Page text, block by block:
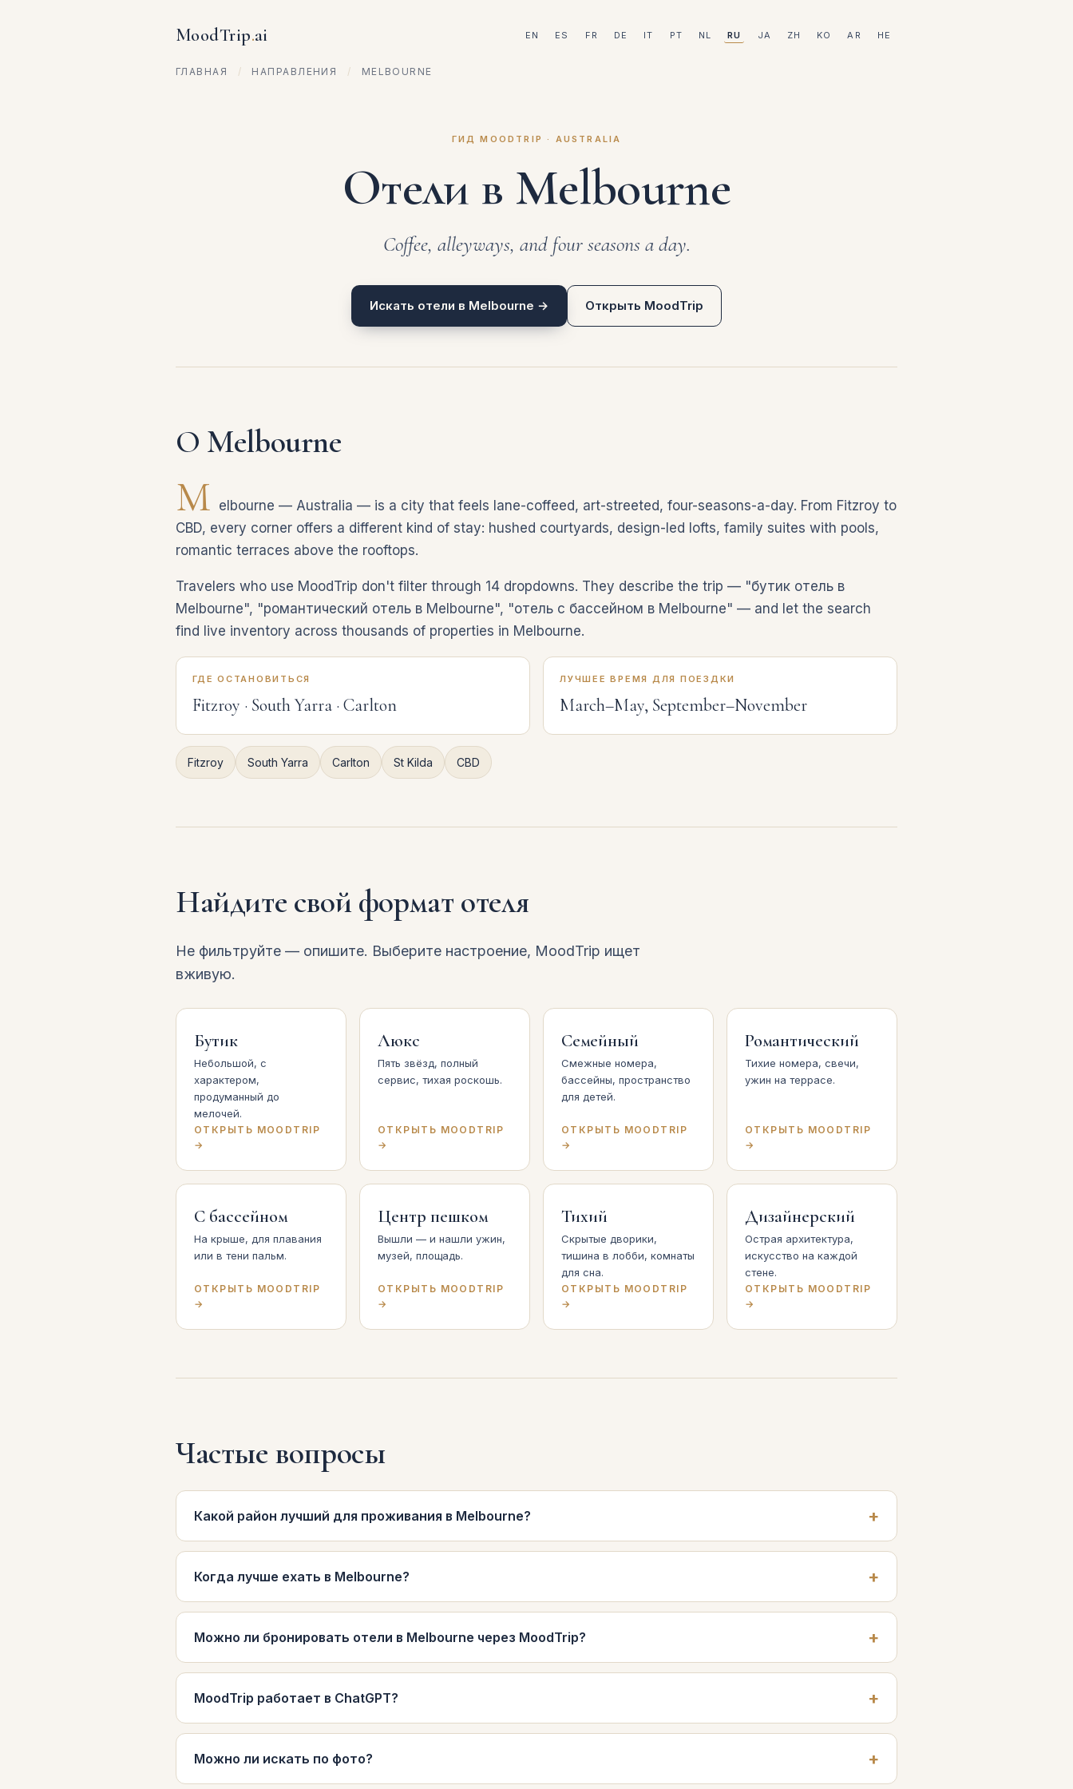
MoodTrip.ai EN ES FR DE IT PT NL RU JA ZH KO AR HE
ГЛАВНАЯ / НАПРАВЛЕНИЯ / MELBOURNE
ГИД MOODTRIP · AUSTRALIA
Отели в Melbourne
Coffee, alleyways, and four seasons a day.
Искать отели в Melbourne → Открыть MoodTrip
О Melbourne
M elbourne — Australia — is a city that feels lane-coffeed, art-streeted, four-seasons-a-day. From Fitzroy to
CBD, every corner offers a different kind of stay: hushed courtyards, design-led lofts, family suites with pools,
romantic terraces above the rooftops.
Travelers who use MoodTrip don't filter through 14 dropdowns. They describe the trip — "бутик отель в
Melbourne", "романтический отель в Melbourne", "отель с бассейном в Melbourne" — and let the search
find live inventory across thousands of properties in Melbourne.
ГДЕ ОСТАНОВИТЬСЯ
Fitzroy · South Yarra · Carlton
ЛУЧШЕЕ ВРЕМЯ ДЛЯ ПОЕЗДКИ
March–May, September–November
Fitzroy South Yarra Carlton St Kilda CBD
Найдите свой формат отеля
Не фильтруйте — опишите. Выберите настроение, MoodTrip ищет
вживую.
Бутик
Небольшой, с
характером,
продуманный до
мелочей.
ОТКРЫТЬ MOODTRIP
→
Люкс
Пять звёзд, полный
сервис, тихая роскошь.
ОТКРЫТЬ MOODTRIP
→
Семейный
Смежные номера,
бассейны, пространство
для детей.
ОТКРЫТЬ MOODTRIP
→
Романтический
Тихие номера, свечи,
ужин на террасе.
ОТКРЫТЬ MOODTRIP
→
С бассейном
На крыше, для плавания
или в тени пальм.
ОТКРЫТЬ MOODTRIP
→
Центр пешком
Вышли — и нашли ужин,
музей, площадь.
ОТКРЫТЬ MOODTRIP
→
Тихий
Скрытые дворики,
тишина в лобби, комнаты
для сна.
ОТКРЫТЬ MOODTRIP
→
Дизайнерский
Острая архитектура,
искусство на каждой
стене.
ОТКРЫТЬ MOODTRIP
→
Частые вопросы
Какой район лучший для проживания в Melbourne?
Когда лучше ехать в Melbourne?
Можно ли бронировать отели в Melbourne через MoodTrip?
MoodTrip работает в ChatGPT?
Можно ли искать по фото?